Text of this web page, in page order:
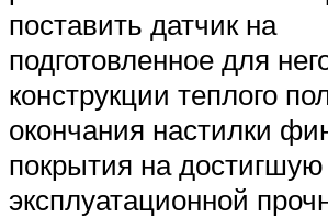
поставить датчик на
подготовленное для
конструкции теплого
окончания настилки
покрытия на достигшую
эксплуатационной